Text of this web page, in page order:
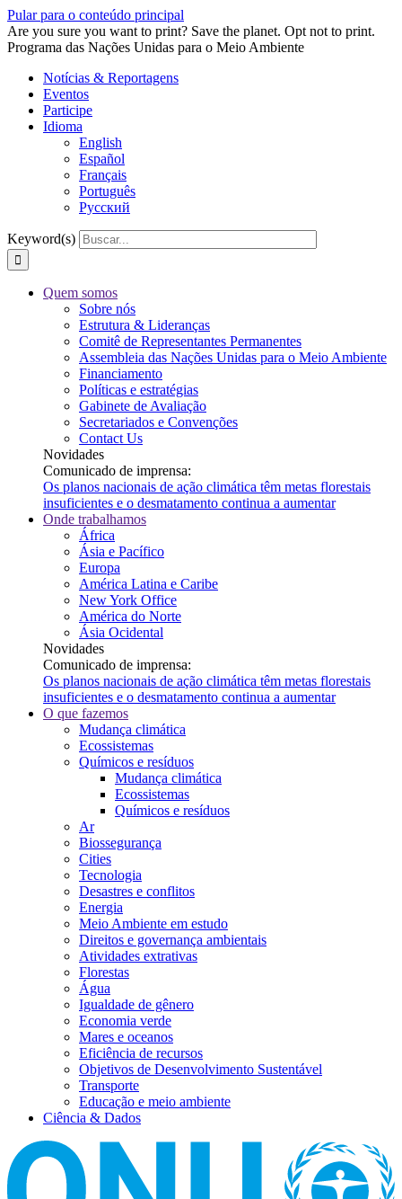
Pular para o conteúdo principal
Are you sure you want to print? Save the planet. Opt not to print.
Programa das Nações Unidas para o Meio Ambiente
Notícias & Reportagens
Eventos
Participe
Idioma
English
Español
Français
Português
Русский
Keyword(s)
Quem somos
Sobre nós
Estrutura & Lideranças
Comitê de Representantes Permanentes
Assembleia das Nações Unidas para o Meio Ambiente
Financiamento
Políticas e estratégias
Gabinete de Avaliação
Secretariados e Convenções
Contact Us
Novidades
Comunicado de imprensa:
Os planos nacionais de ação climática têm metas florestais
insuficientes e o desmatamento continua a aumentar
Onde trabalhamos
África
Ásia e Pacífico
Europa
América Latina e Caribe
New York Office
América do Norte
Ásia Ocidental
Novidades
Comunicado de imprensa:
Os planos nacionais de ação climática têm metas florestais
insuficientes e o desmatamento continua a aumentar
O que fazemos
Mudança climática
Ecossistemas
Químicos e resíduos
Mudança climática
Ecossistemas
Químicos e resíduos
Ar
Biossegurança
Cities
Tecnologia
Desastres e conflitos
Energia
Meio Ambiente em estudo
Direitos e governança ambientais
Atividades extrativas
Florestas
Água
Igualdade de gênero
Economia verde
Mares e oceanos
Eficiência de recursos
Objetivos de Desenvolvimento Sustentável
Transporte
Educação e meio ambiente
Ciência & Dados